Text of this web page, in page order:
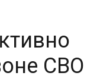
СВО